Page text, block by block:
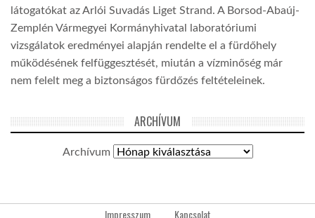
látogatókat az Arlói Suvadás Liget Strand. A Borsod-Abaúj-
Zemplén Vármegyei Kormányhivatal laboratóriumi
vizsgálatok eredményei alapján rendelte el a fürdőhely
működésének felfüggesztését, miután a vízminőség már
nem felelt meg a biztonságos fürdőzés feltételeinek.
ARCHÍVUM
Archívum
Impresszum Kapcsolat